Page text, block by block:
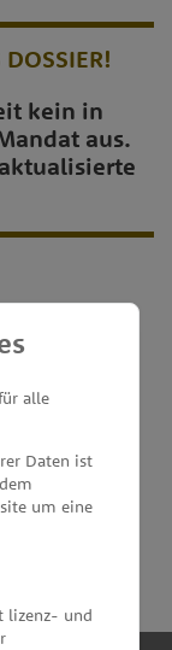
kein in
aus.
alle
Daten ist
um eine
lizenz- und